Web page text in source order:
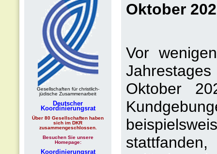
Gesellschaften für christlich-
jüdische Zusammenarbeit
Deutscher
Koordinierungsrat
Über 80 Gesellschaften haben
sich im DKR
zusammengeschlossen.
Besuchen Sie unsere
Homepage:
Koordinierungsrat
Oktober
Vor
Oktober